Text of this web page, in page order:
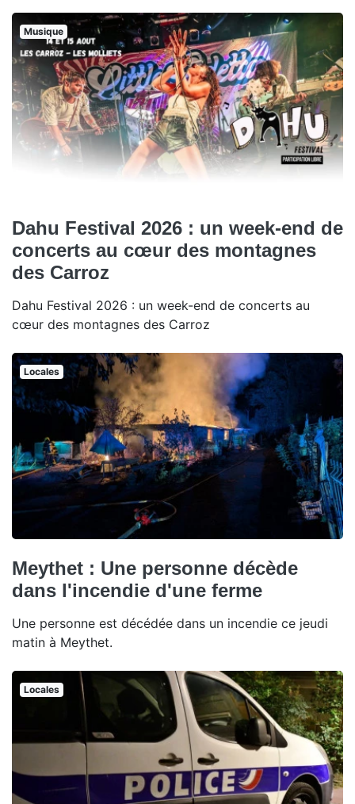
Musique
Dahu Festival 2026 : un week-end de
concerts au cœur des montagnes
des Carroz
Dahu Festival 2026 : un week-end de concerts au
cœur des montagnes des Carroz
Locales
Meythet : Une personne décède
dans l'incendie d'une ferme
Une personne est décédée dans un incendie ce jeudi
matin à Meythet.
Locales